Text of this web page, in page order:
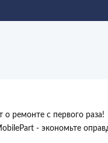
ремонте с первого раза!
- экономьте